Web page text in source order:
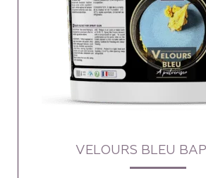
VELOURS BLEU